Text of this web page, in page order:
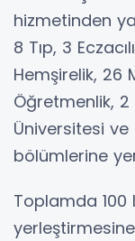
hizmetinden
8 Tıp, 3
Hemşirelik, 26
Öğretmenlik,
Üniversitesi
bölümlerine
Toplamda 100